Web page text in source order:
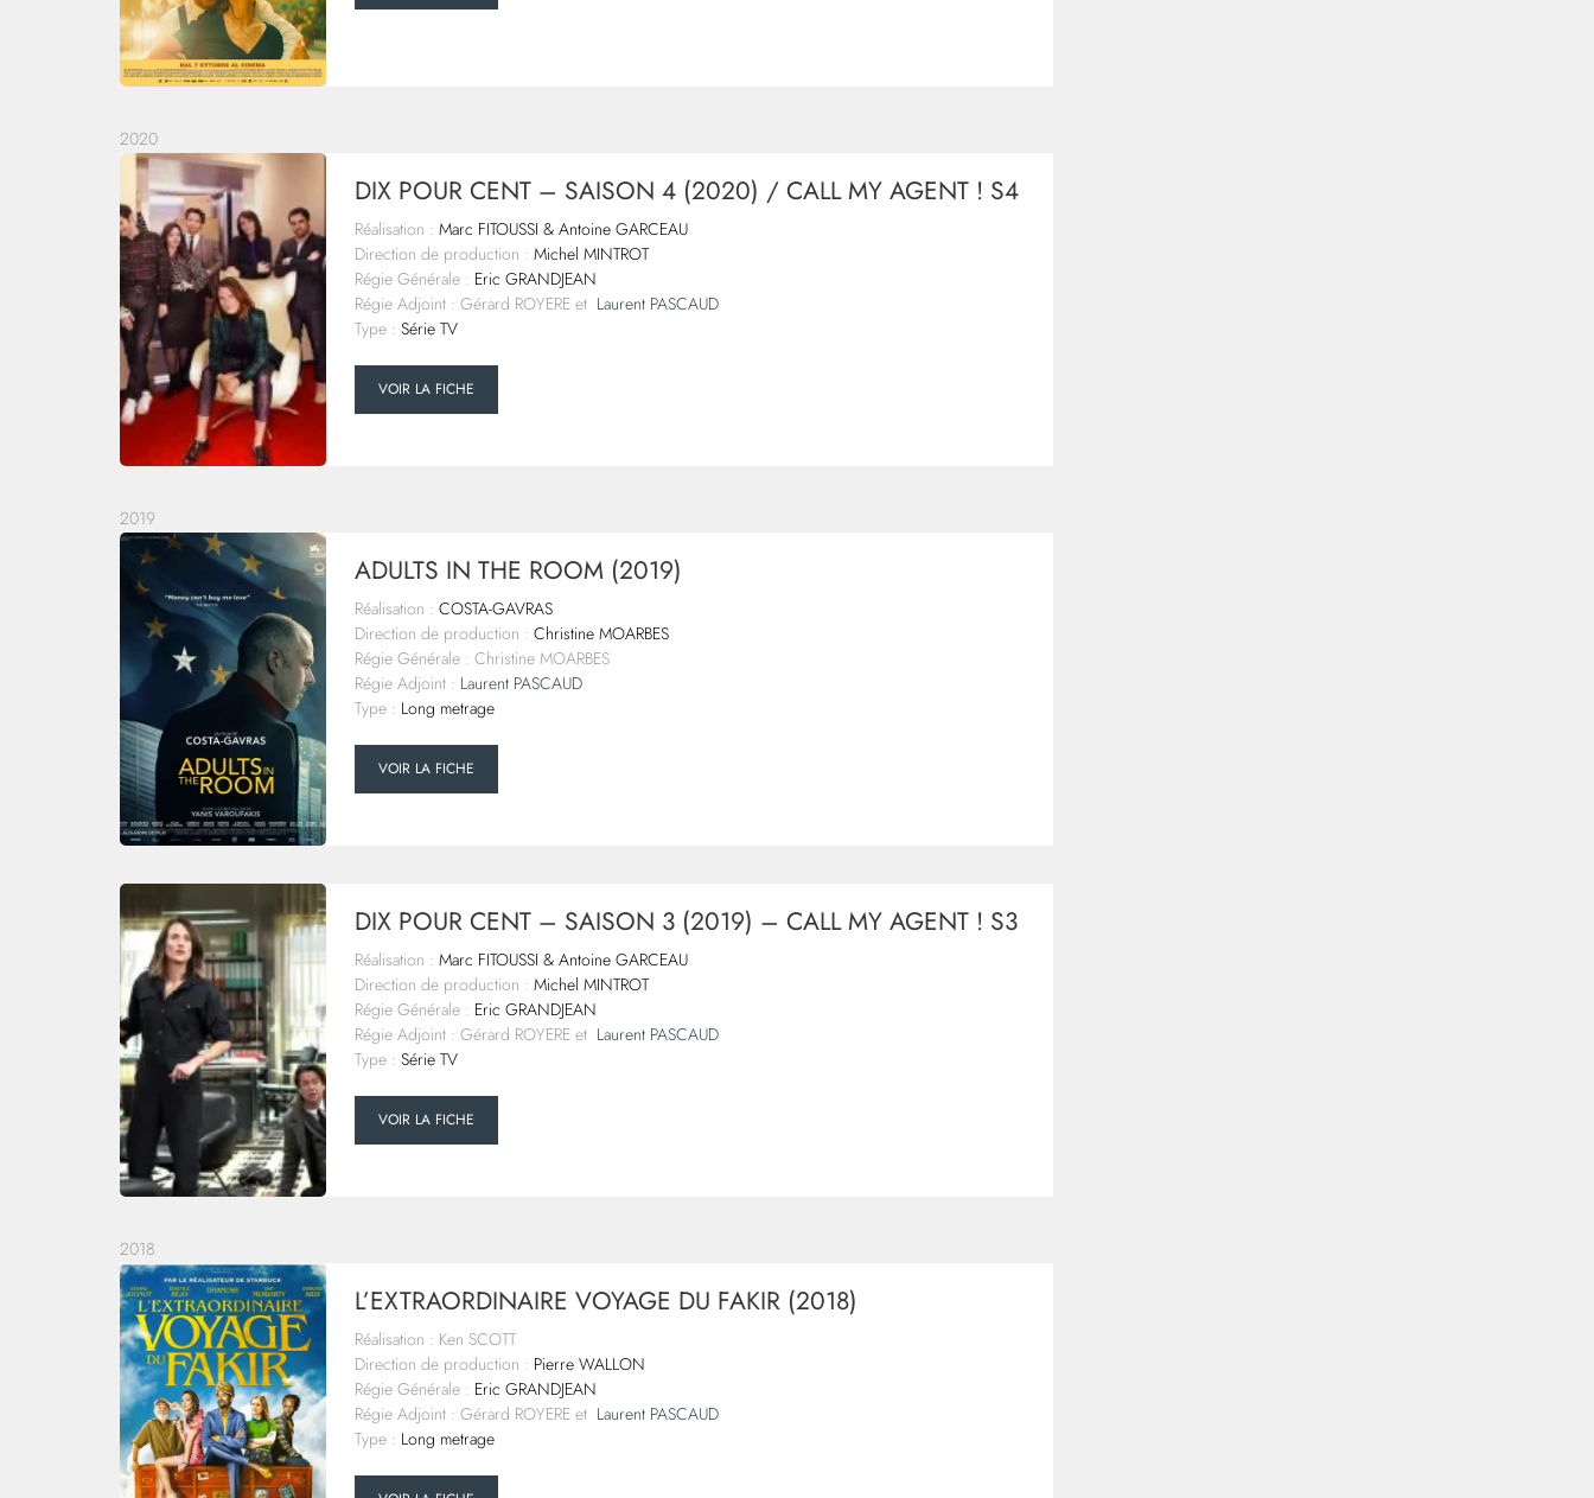
2020
DIX POUR CENT – SAISON 4 (2020) / CALL MY AGENT ! S4
Réalisation : Marc FITOUSSI & Antoine GARCEAU
Direction de production : Michel MINTROT
Régie Générale : Eric GRANDJEAN
Régie Adjoint : Gérard ROYERE et Laurent PASCAUD
Type : Série TV
VOIR LA FICHE
2019
ADULTS IN THE ROOM (2019)
Réalisation : COSTA-GAVRAS
Direction de production : Christine MOARBES
Régie Générale : Christine MOARBES
Régie Adjoint : Laurent PASCAUD
Type : Long metrage
VOIR LA FICHE
DIX POUR CENT – SAISON 3 (2019) – CALL MY AGENT ! S3
Réalisation : Marc FITOUSSI & Antoine GARCEAU
Direction de production : Michel MINTROT
Régie Générale : Eric GRANDJEAN
Régie Adjoint : Gérard ROYERE et Laurent PASCAUD
Type : Série TV
VOIR LA FICHE
2018
L’EXTRAORDINAIRE VOYAGE DU FAKIR (2018)
Réalisation : Ken SCOTT
Direction de production : Pierre WALLON
Régie Générale : Eric GRANDJEAN
Régie Adjoint : Gérard ROYERE et Laurent PASCAUD
Type : Long metrage